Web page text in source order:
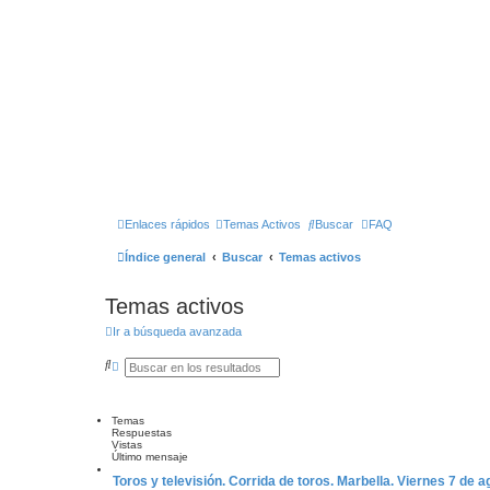
Enlaces rápidos Temas Activos Buscar FAQ
Índice general Buscar Temas activos
Temas activos
Ir a búsqueda avanzada
B
a
r
B
E
D
A
V
Temas
Respuestas
Vistas
Último mensaje
Toros y televisión. Corrida de toros. Marbella. Viernes 7 de